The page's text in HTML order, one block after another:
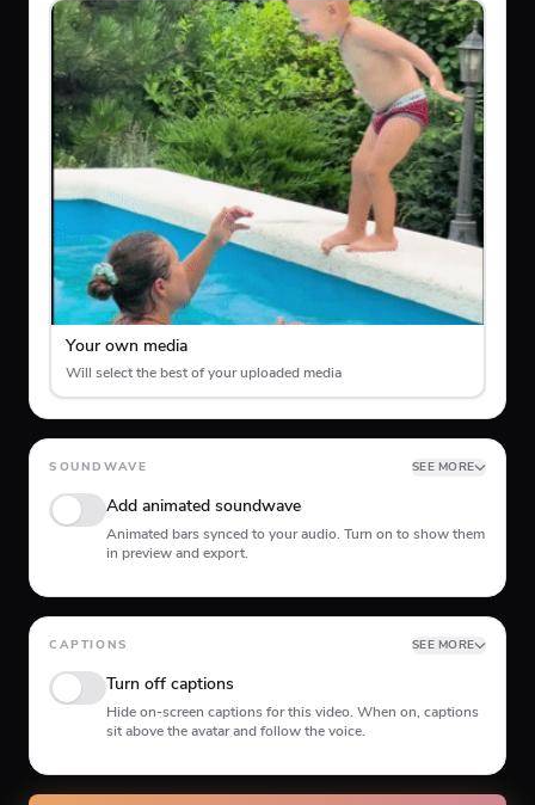
Your own media
Will select the best of your uploaded media
SOUNDWAVE SEE MORE
Add animated soundwave
Animated bars synced to your audio. Turn on to show them
in preview and export.
Position
Top
CAPTIONS SEE MORE
Turn off captions
Hide on-screen captions for this video. When on, captions
sit above the avatar and follow the voice.
Animation type